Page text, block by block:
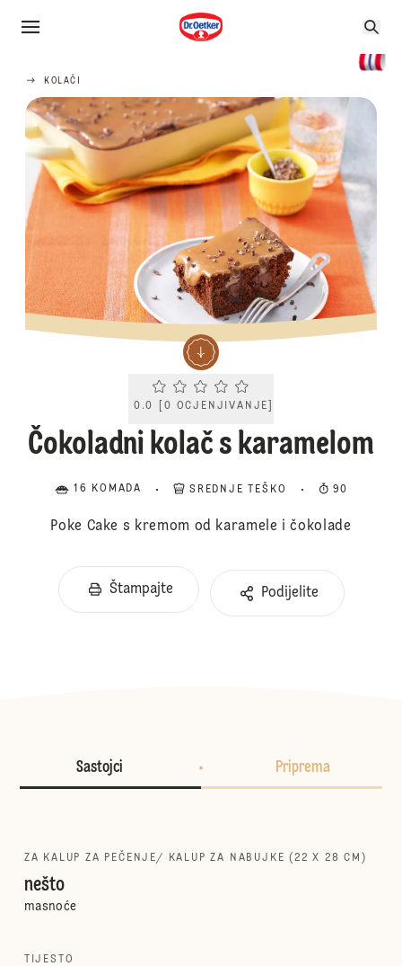
KOLAČI
Current rating 0.0. Click to rate.
0.0 [0 OCJENJIVANJE
Čokoladni kolač s karamelom
16 KOMADA SREDNJE TEŠKO 90
Poke Cake s kremom od karamele i čokolade
Štampajte Podijelite
Sastojci Priprema
ZA KALUP ZA PEČENJE/ KALUP ZA NABUJKE (22 X 28 CM)
nešto
masnoće
TIJESTO